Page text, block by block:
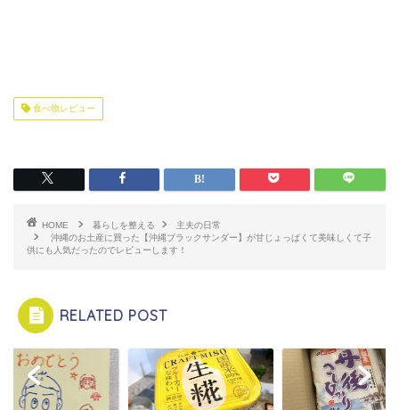
食べ物レビュー
HOME 暮らしを整える
主夫の日常
沖縄のお土産に買った【沖縄ブラックサンダー】が甘じょっぱくて美味しくて子
供にも人気だったのでレビューします！
RELATED POST